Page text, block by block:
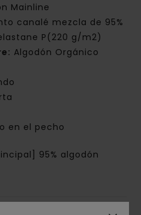
Mainline
canalé mezcla de 95%
P(220 g/m2)
Algodón Orgánico
en el pecho
95% algodón